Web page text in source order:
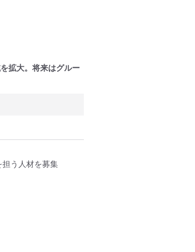
拡大。将来はグルー
う人材を募集